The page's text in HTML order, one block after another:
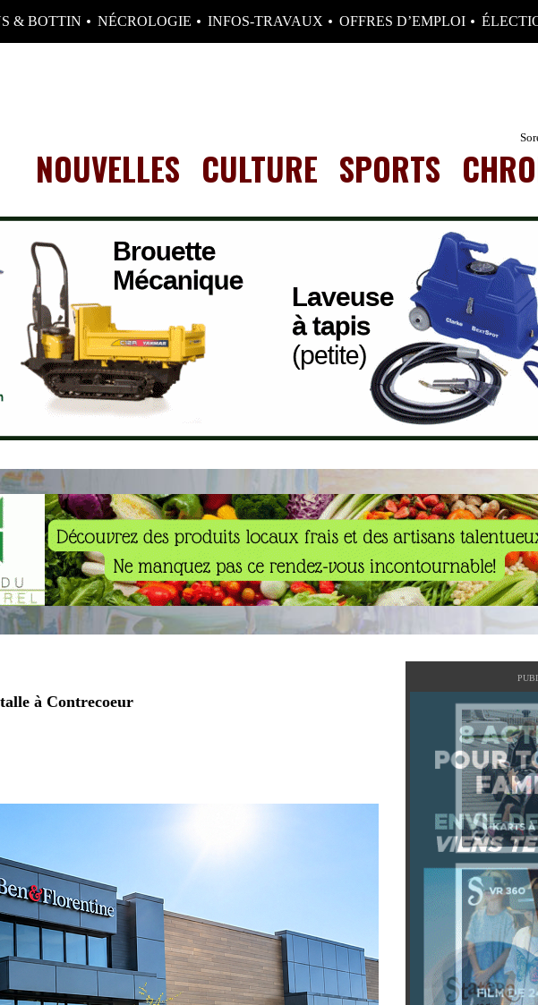
& BOTTIN NÉCROLOGIE INFOS-TRAVAUX OFFRES D’EMPLOI
NOUVELLES CULTURE SPORTS
à Contrecoeur